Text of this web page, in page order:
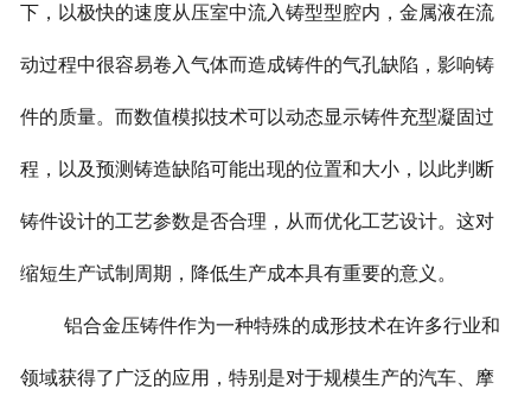
下，以极快的速度从压室中流入铸型型腔内，金属液在流
动过程中很容易卷入气体而造成铸件的气孔缺陷，影响铸
件的质量。而数值模拟技术可以动态显示铸件充型凝固过
程，以及预测铸造缺陷可能出现的位置和大小，以此判断
铸件设计的工艺参数是否合理，从而优化工艺设计。这对
缩短生产试制周期，降低生产成本具有重要的意义。
铝合金压铸件作为一种特殊的成形技术在许多行业和
领域获得了广泛的应用，特别是对于规模生产的汽车、摩